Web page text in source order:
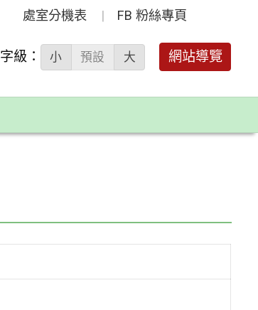
處室分機表 FB 粉絲專頁
字級： 小 預設 大 網站導覽